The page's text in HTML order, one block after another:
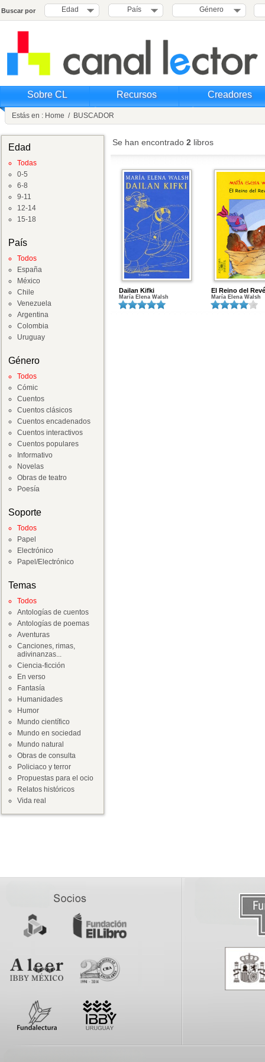
Buscar por Edad País Género
Sobre CL Recursos Creadores
Estás en : Home / BUSCADOR
Edad
Todas
0-5
6-8
9-11
12-14
15-18
País
Todos
España
México
Chile
Venezuela
Argentina
Colombia
Uruguay
Género
Todos
Cómic
Cuentos
Cuentos clásicos
Cuentos encadenados
Cuentos interactivos
Cuentos populares
Informativo
Novelas
Obras de teatro
Poesía
Soporte
Todos
Papel
Electrónico
Papel/Electrónico
Temas
Todos
Antologías de cuentos
Antologías de poemas
Aventuras
Canciones, rimas,
adivinanzas...
Ciencia-ficción
En verso
Fantasía
Humanidades
Humor
Mundo científico
Mundo en sociedad
Mundo natural
Obras de consulta
Policiaco y terror
Propuestas para el ocio
Relatos históricos
Vida real
Se han encontrado 2 libros
Dailan Kifki
María Elena Walsh
El Reino del
María Elena Walsh